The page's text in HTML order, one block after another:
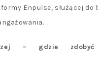
Enpulse, służącej do
– gdzie zdobyć